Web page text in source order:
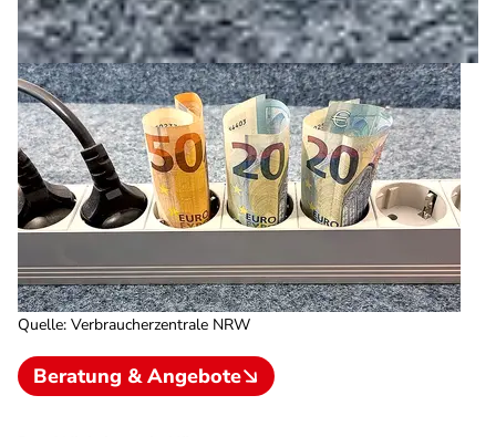
Quelle: Verbraucherzentrale NRW
Beratung & Angebote